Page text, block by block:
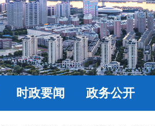
时政要闻 政务公开